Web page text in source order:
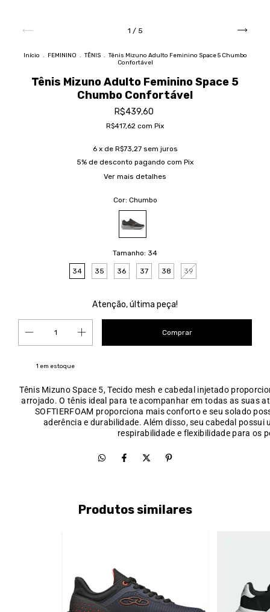
1 / 5
Início . FEMININO . TÊNIS . Tênis Mizuno Adulto Feminino Space 5 Chumbo
Confortável
Tênis Mizuno Adulto Feminino Space 5
Chumbo Confortável
R$439,60
R$417,62 com Pix
6 x de R$73,27 sem juros
5% de desconto pagando com Pix
Ver mais detalhes
Cor: Chumbo
Tamanho: 34
34 35 36 37 38 39
Atenção, última peça!
1 em estoque
Tênis Mizuno Space 5, Tecido mesh e cabedal injetado
arrojado. O tênis ideal para te acompanhar em todas as suas
SOFTIERFOAM proporciona mais conforto e seu solado
aderência e durabilidade. Além disso, seu cabedal possui
respirabilidade e flexibilidade para os
Produtos similares